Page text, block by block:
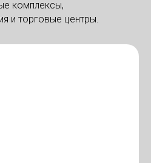
комплексы,
и торговые центры.